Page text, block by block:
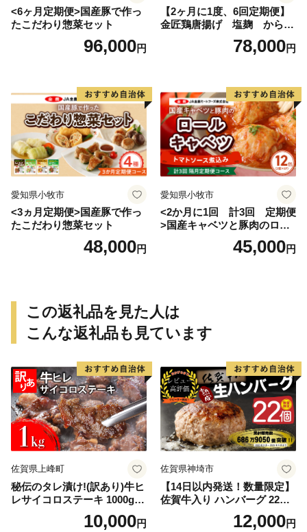
<6ヶ月定期便>国産豚で作っ
たこだわり惣菜セット
96,000円
【2ヶ月に1度、6回定期便】
金匠鶏唐揚げ 塩麹 からあ
78,000円
愛知県小牧市
<3ヵ月定期便>国産豚で作っ
たこだわり惣菜セット
48,000円
愛知県小牧市
<2か月に1回 計3回 定期便
>国産キャベツと豚肉のロー
ルキャベツ（6P入り）
45,000円
この返礼品を見た人は
こんな返礼品も見ています
佐賀県上峰町
秘伝のタレ漬け!(訳あり)牛ヒ
レサイコロステーキ 1000g
10,000円
佐賀県神埼市
【14日以内発送！数量限定】
佐賀牛入り ハンバーグ 22個
2.6kg(120g×22個)【佐賀牛
黒毛和牛 ブランド牛 九州 ハ
12,000円